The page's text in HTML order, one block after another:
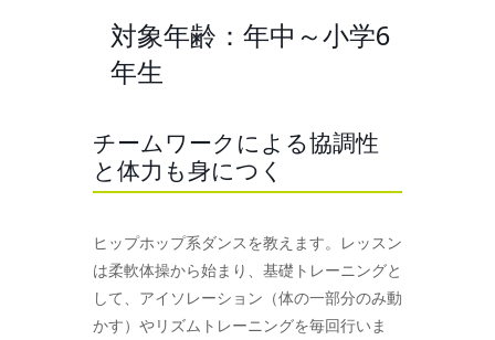
対象年齢：年中～小学6
年生
チームワークによる協調性
と体力も身につく
ヒップホップ系ダンスを教えます。レッスン
は柔軟体操から始まり、基礎トレーニングと
して、アイソレーション（体の一部分のみ動
かす）やリズムトレーニングを毎回行いま